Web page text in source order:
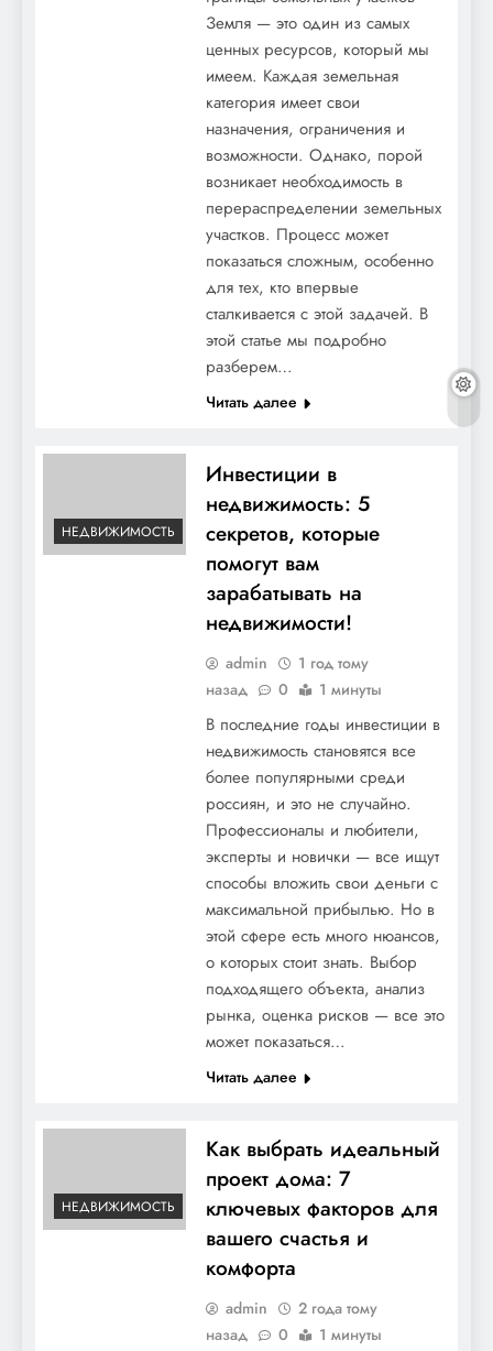
Земля — это один из самых
ценных ресурсов, который мы
имеем. Каждая земельная
категория имеет свои
назначения, ограничения и
возможности. Однако, порой
возникает необходимость в
перераспределении земельных
участков. Процесс может
показаться сложным, особенно
для тех, кто впервые
сталкивается с этой задачей. В
этой статье мы подробно
разберем…
Читать далее
НЕДВИЖИМОСТЬ
Инвестиции в
недвижимость: 5
секретов, которые
помогут вам
зарабатывать на
недвижимости!
admin
1 год тому
назад
0 1 минуты
В последние годы инвестиции в
недвижимость становятся все
более популярными среди
россиян, и это не случайно.
Профессионалы и любители,
эксперты и новички — все ищут
способы вложить свои деньги с
максимальной прибылью. Но в
этой сфере есть много нюансов,
о которых стоит знать. Выбор
подходящего объекта, анализ
рынка, оценка рисков — все это
может показаться…
Читать далее
НЕДВИЖИМОСТЬ
Как выбрать идеальный
проект дома: 7
ключевых факторов для
вашего счастья и
комфорта
admin
2 года тому
назад
0 1 минуты